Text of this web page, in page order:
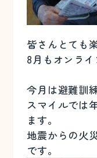
皆さんとても
8月もオンライ
今月は避難訓
スマイルでは
ます。
地震からの火
です。